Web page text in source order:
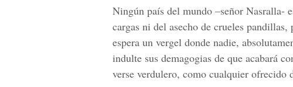
Ningún país del mundo –señor Nasralla-
cargas ni del asecho de crueles
espera un vergel donde nadie,
indulte sus demagogias de que acabará
verse verdulero, como cualquier ofrecido